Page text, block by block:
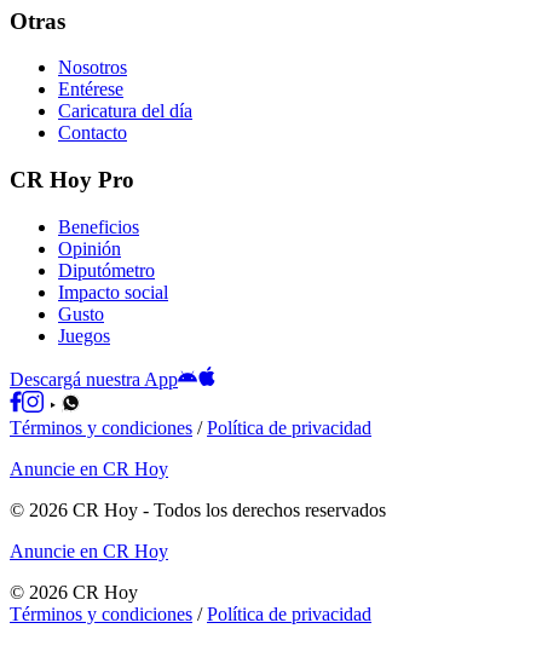
Otras
Nosotros
Entérese
Caricatura del día
Contacto
CR Hoy Pro
Beneficios
Opinión
Diputómetro
Impacto social
Gusto
Juegos
Descargá nuestra App
Términos y condiciones /Política de privacidad
Anuncie en CR Hoy
© 2026 CR Hoy - Todos los derechos reservados
Anuncie en CR Hoy
© 2026 CR Hoy
Términos y condiciones /Política de privacidad